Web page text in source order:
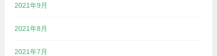
2021年9月
2021年8月
2021年7月